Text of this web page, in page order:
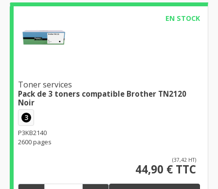
EN STOCK
Toner services
Pack de 3 toners compatible Brother TN2120
Noir
3
P3KB2140
2600 pages
(37,42 HT)
44,90 € TTC